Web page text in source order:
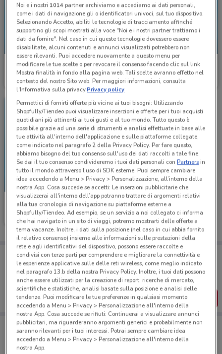
NUOVO
McDonald's
Scade il 23/08 6.9 km
McDonald's
Scade il 23/08
NUOVO
McDonald's
Scade il 23/08 6.9 km
Porta DoveConviene sempre con te!
Puoi trovare le migliori offerte dei negozi vicino a te,
salvarle e creare la tua lista del risparmio, comodamente
dal tuo cellulare.
SCARICA L’APP
Negozi di Novità a Bitonto
Noi e i nostri 1014partner archiviamo e accediamo ai dati personali,
come i dati di navigazione gli o identificatori univoci, sul tuo dispositivo.
Selezionando Accetto, abiliti le tecnologie di tracciamento affinché
supportino gli scopi mostrati alla voce "Noi e i nostri partner trattiamo i
dati da fornire". Nel caso in cui queste tecnologie dovessero essere
disabilitate, alcuni contenuti e annunci visualizzati potrebbero non
essere rilevanti. Puoi accedere nuovamente a questo menu per
modificare le tue scelte o per revocare il consenso facendo clic sul link
Mostra finalità in fondo alla pagina web. Tali scelte avranno effetto nel
contesto del nostro Sito web. Per maggiori informazioni, consulta
l'Informativa sulla privacy.Privacy policy
Permettici di fornirti offerte più vicine ai tuoi bisogni: Utilizzando
Shopfully/Tiendeo puoi visualizzare inserzioni e offerte per i tuoi acquisti
quotidiani più attinenti ai tuoi gusti e al tuo mondo. Tutto questo è
possibile grazie ad una serie di strumenti e analisi effettuate in base alle
tue attività all'interno dell'applicazione e sulle piattaforme collegate,
come indicato nel paragrafo 2 della Privacy Policy. Per fare questo,
abbiamo bisogno del tuo consenso sull'uso dei dati raccolti a tale fine.
Se dai il tuo consenso condivideremo i tuoi dati personali conPartnersin
tutto il mondo attraverso l’uso di SDK esterne. Puoi sempre cambiare
idea accedendo a Menu > Privacy > Personalizzazione, all’interno della
nostra App. Cosa succede se accetti: Le inserzioni pubblicitarie che
visualizzerai all'interno dell’app potranno trattare di argomenti relativi
alla tua cronologia di navigazione su piattaforme esterne a
Shopfully/Tiendeo. Ad esempio, se un servizio a noi collegato ci informa
che hai navigato in un sito di viaggi, potremo mostrarti delle offerte a
tema vacanze. Inoltre, i dati sulla posizione (nel caso in cui abbia fornito
il relativo consenso) insieme alle informazioni sulle prestazioni della
rete e agli identificativi del dispositivo, possono essere raccolte e
condivisi con terze parti per comprendere e migliorare la connettività e
le esperienze applicative sulle delle reti wireless, come meglio indicato
nel paragrafo 13.b della nostra Privacy Policy. Inoltre, i tuoi dati possono
anche essere utilizzati per la creazione di report, ricerche di mercato,
scientifiche e statistiche, analisi basate sulla posizione e analisi delle
tendenze. Puoi modificare le tue preferenze in qualsiasi momento
accedendo a Menu > Privacy > Personalizzazione all'interno della
nostra App. Cosa succede se rifiuti: Continuerai a visualizzare annunci
pubblicitari, ma riguarderanno argomenti generici e probabilmente non
saranno rilevanti per i tuoi interessi. Potrai sempre cambiare idea
accedendo a Menu > Privacy > Personalizzazione all'interno della
nostra App.